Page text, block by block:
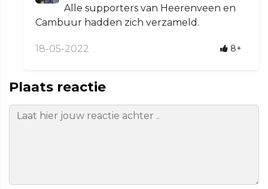
Alle supporters van Heerenveen en
Cambuur hadden zich verzameld.
18-05-2022 8+
Plaats reactie